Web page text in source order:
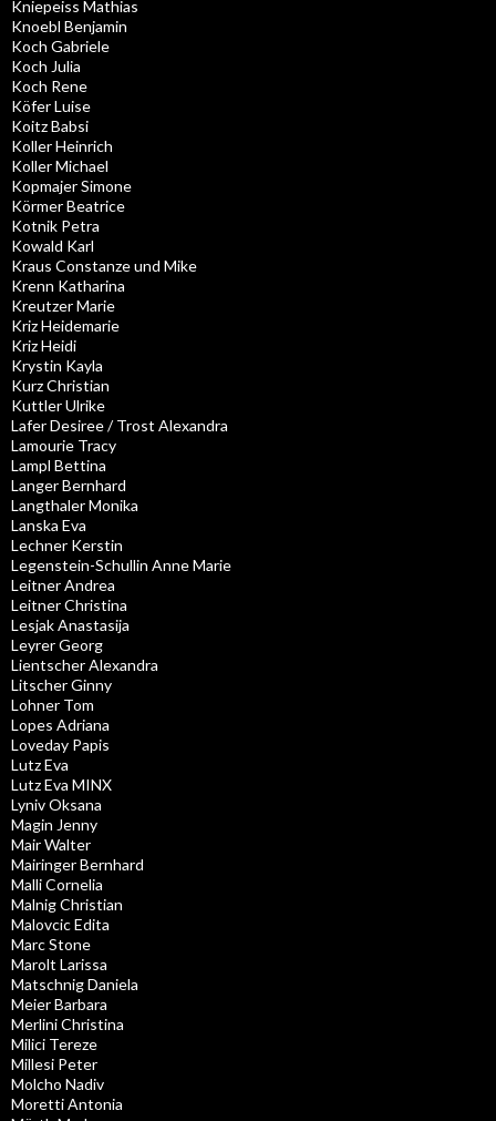
Kniepeiss Mathias
Knoebl Benjamin
Koch Gabriele
Koch Julia
Koch Rene
Köfer Luise
Koitz Babsi
Koller Heinrich
Koller Michael
Kopmajer Simone
Körmer Beatrice
Kotnik Petra
Kowald Karl
Kraus Constanze und Mike
Krenn Katharina
Kreutzer Marie
Kriz Heidemarie
Kriz Heidi
Krystin Kayla
Kurz Christian
Kuttler Ulrike
Lafer Desiree / Trost Alexandra
Lamourie Tracy
Lampl Bettina
Langer Bernhard
Langthaler Monika
Lanska Eva
Lechner Kerstin
Legenstein-Schullin Anne Marie
Leitner Andrea
Leitner Christina
Lesjak Anastasija
Leyrer Georg
Lientscher Alexandra
Litscher Ginny
Lohner Tom
Lopes Adriana
Loveday Papis
Lutz Eva
Lutz Eva MINX
Lyniv Oksana
Magin Jenny
Mair Walter
Mairinger Bernhard
Malli Cornelia
Malnig Christian
Malovcic Edita
Marc Stone
Marolt Larissa
Matschnig Daniela
Meier Barbara
Merlini Christina
Milici Tereze
Millesi Peter
Molcho Nadiv
Moretti Antonia